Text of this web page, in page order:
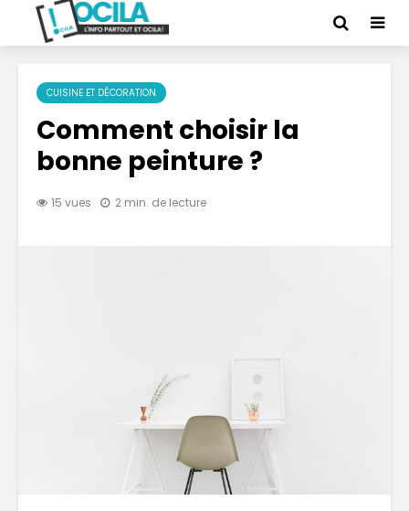
CUISINE ET DÉCORATION
Comment choisir la
bonne peinture ?
15 vues 2 min. de lecture